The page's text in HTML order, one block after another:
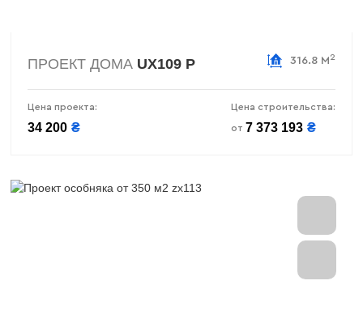
ПРОЕКТ ДОМА UX109 P 316.8 М 2
Цена проекта:
34 200 ₴
Цена строительства:
от 7 373 193 ₴